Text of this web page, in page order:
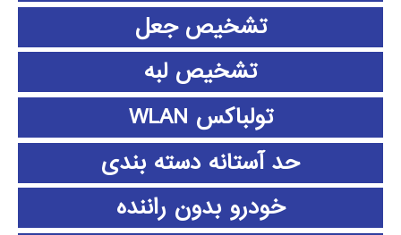
تشخیص جعل
تشخیص لبه
تولباکس WLAN
حد آستانه دسته بندی
خودرو بدون راننده